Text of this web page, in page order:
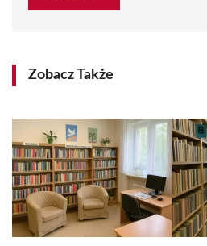
Zobacz Także